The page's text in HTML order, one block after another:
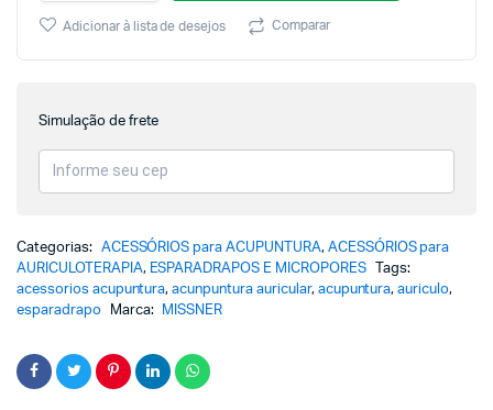
Adicionar à lista de desejos Comparar
Simulação de frete
Categorias: ACESSÓRIOS para ACUPUNTURA, ACESSÓRIOS para
AURICULOTERAPIA, ESPARADRAPOS E MICROPORES
Tags:
acessorios acupuntura,acunpuntura auricular, acupuntura,auriculo,
esparadrapo
Marca: MISSNER